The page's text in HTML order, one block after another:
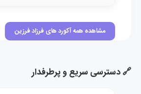
مشاهده همه آکورد های فرزاد فرزین
🔗 دسترسی سریع و پرطرفدار